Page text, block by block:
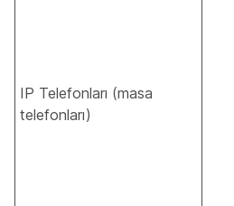
IP Telefonları (masa
telefonları)